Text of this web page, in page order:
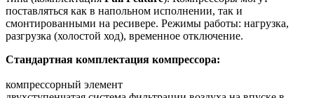
поставляться как в напольном исполнении, так и
смонтированными на ресивере. Режимы работы: нагрузка,
разгрузка (холостой ход), временное отключение.
Стандартная комплектация компрессора:
компрессорный элемент